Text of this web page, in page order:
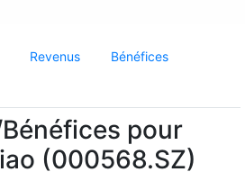
Revenus Bénéfices
pour
(000568.SZ)